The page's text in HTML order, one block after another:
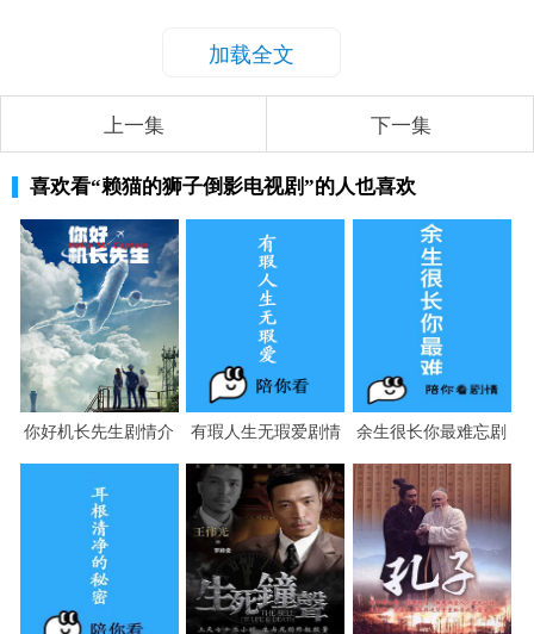
加载全文
上一集 下一集
喜欢看“赖猫的狮子倒影电视剧”的人也喜欢
你好机长先生剧情介
绍
有瑕人生无瑕爱剧情
介绍
余生很长你最难忘剧
情介绍